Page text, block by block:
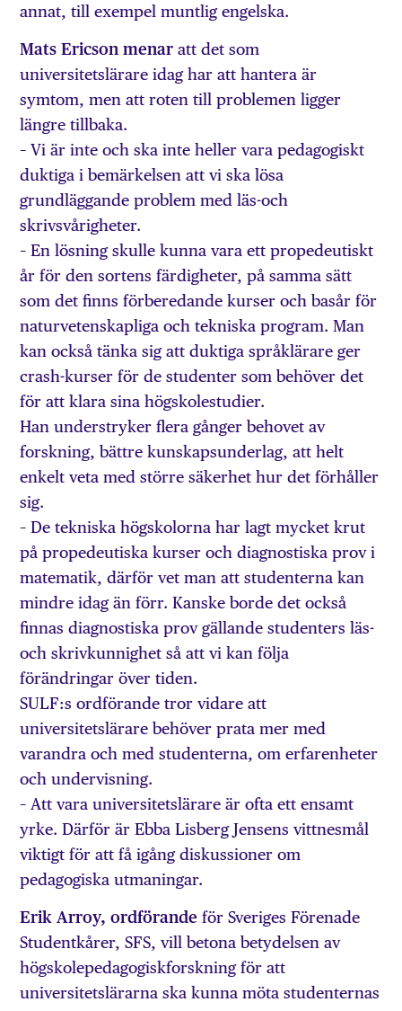
annat, till exempel muntlig engelska.
Mats Ericson menar att det som
universitetslärare idag har att hantera är
symtom, men att roten till problemen ligger
längre tillbaka.
– Vi är inte och ska inte heller vara pedagogiskt
duktiga i bemärkelsen att vi ska lösa
grundläggande problem med läs-och
skrivsvårigheter.
– En lösning skulle kunna vara ett propedeutiskt
år för den sortens färdigheter, på samma sätt
som det finns förberedande kurser och basår för
naturvetenskapliga och tekniska program. Man
kan också tänka sig att duktiga språklärare ger
crash-kurser för de studenter som behöver det
för att klara sina högskolestudier.
Han understryker flera gånger behovet av
forskning, bättre kunskapsunderlag, att helt
enkelt veta med större säkerhet hur det förhåller
sig.
– De tekniska högskolorna har lagt mycket krut
på propedeutiska kurser och diagnostiska prov i
matematik, därför vet man att studenterna kan
mindre idag än förr. Kanske borde det också
finnas diagnostiska prov gällande studenters läs-
och skrivkunnighet så att vi kan följa
förändringar över tiden.
SULF:s ordförande tror vidare att
universitetslärare behöver prata mer med
varandra och med studenterna, om erfarenheter
och undervisning.
– Att vara universitetslärare är ofta ett ensamt
yrke. Därför är Ebba Lisberg Jensens vittnesmål
viktigt för att få igång diskussioner om
pedagogiska utmaningar.
Erik Arroy, ordförande för Sveriges Förenade
Studentkårer, SFS, vill betona betydelsen av
högskolepedagogiskforskning för att
universitetslärarna ska kunna möta studenternas